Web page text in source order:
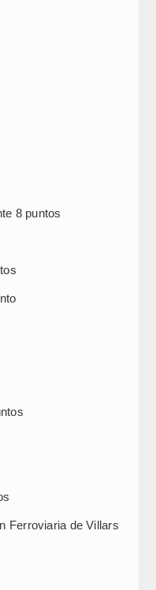
8 puntos
Ferroviaria de Villars